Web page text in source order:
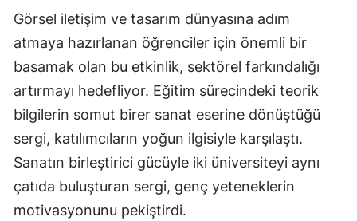
Görsel iletişim ve tasarım dünyasına adım
atmaya hazırlanan öğrenciler için önemli bir
basamak olan bu etkinlik, sektörel farkındalığı
artırmayı hedefliyor. Eğitim sürecindeki teorik
bilgilerin somut birer sanat eserine dönüştüğü
sergi, katılımcıların yoğun ilgisiyle karşılaştı.
Sanatın birleştirici gücüyle iki üniversiteyi aynı
çatıda buluşturan sergi, genç yeteneklerin
motivasyonunu pekiştirdi.